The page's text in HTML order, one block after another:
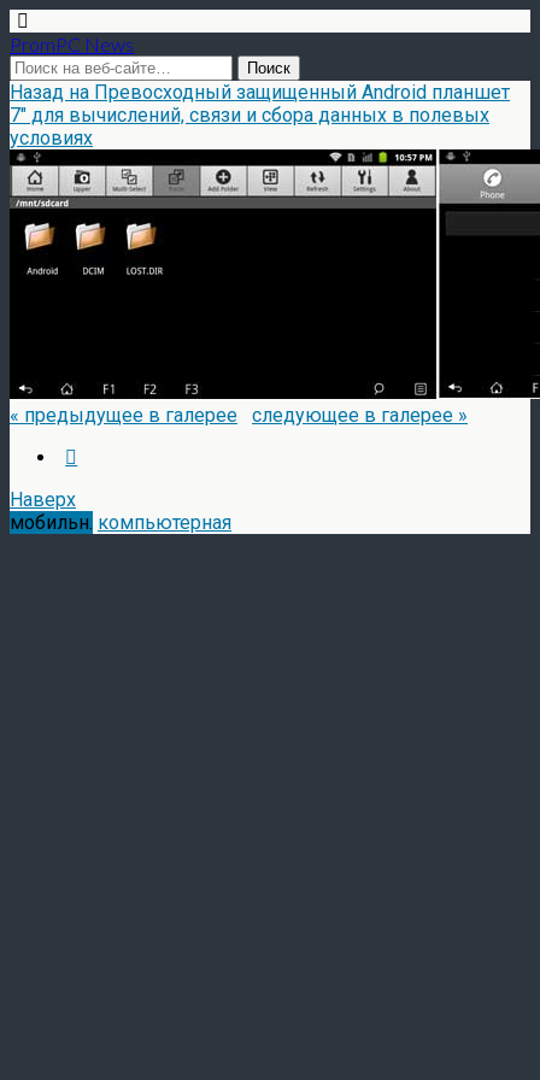
PromPC News
Назад на Превосходный защищенный Android планшет
7″ для вычислений, связи и сбора данных в полевых
условиях
« предыдущее в галерее следующее в галерее »
Наверх
мобильн. компьютерная